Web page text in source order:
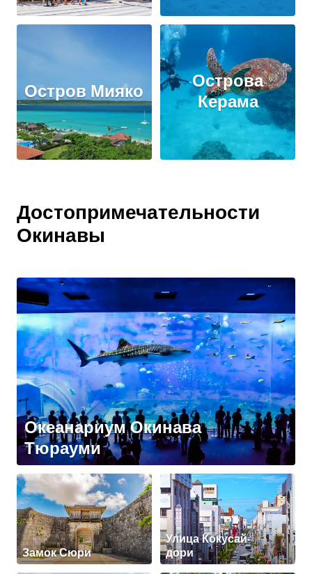
Остров Мияко
Острова
Керама
Достопримечательности
Окинавы
Океанариум Окинава
Тюрауми
Замок Сюри
Улица Кокусай-
дори